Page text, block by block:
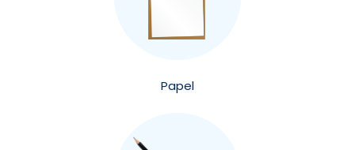
Papel